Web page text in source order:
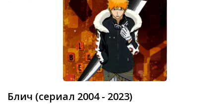
Блич (сериал 2004 - 2023)